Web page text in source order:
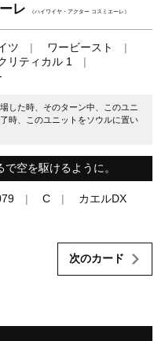
レ （ハイワイヤ・アクター コスミエーレ）
ツ
ワービースト
リティカル 1
した時、そのターン中、このユニ
時、このユニットをソウルに置い
空を駆けるように。
C カエルDX
次のカード